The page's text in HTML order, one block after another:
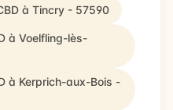
à Tincry - 57590
à Voelfling-lès-
à Kerprich-aux-Bois -